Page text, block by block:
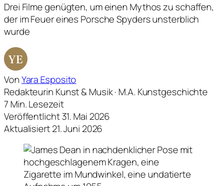
Drei Filme genügten, um einen Mythos zu schaffen,
der im Feuer eines Porsche Spyders unsterblich
wurde
YE
VonYara Esposito
Redakteurin Kunst & Musik · M.A. Kunstgeschichte
7 Min. Lesezeit
Veröffentlicht 31. Mai 2026
Aktualisiert 21. Juni 2026